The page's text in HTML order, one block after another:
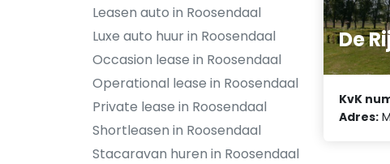
Leasen auto in Roosendaal
Luxe auto huur in Roosendaal
Occasion lease in Roosendaal
Operational lease in Roosendaal
Private lease in Roosendaal
Shortleasen in Roosendaal
Stacaravan huren in Roosendaal
De
KvK
Adres: